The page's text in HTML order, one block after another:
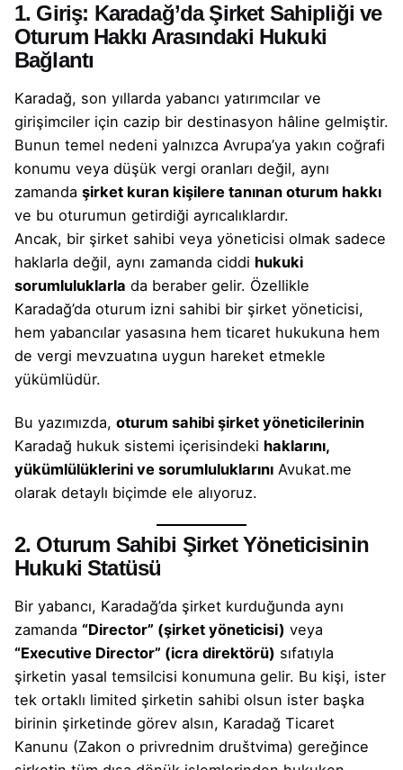
1. Giriş: Karadağ’da Şirket Sahipliği ve
Oturum Hakkı Arasındaki Hukuki
Bağlantı
Karadağ, son yıllarda yabancı yatırımcılar ve
girişimciler için cazip bir destinasyon hâline gelmiştir.
Bunun temel nedeni yalnızca Avrupa’ya yakın coğrafi
konumu veya düşük vergi oranları değil, aynı
zamanda şirket kuran kişilere tanınan oturum hakkı
ve bu oturumun getirdiği ayrıcalıklardır.
Ancak, bir şirket sahibi veya yöneticisi olmak sadece
haklarla değil, aynı zamanda ciddi hukuki
sorumluluklarla da beraber gelir. Özellikle
Karadağ’da oturum izni sahibi bir şirket yöneticisi,
hem yabancılar yasasına hem ticaret hukukuna hem
de vergi mevzuatına uygun hareket etmekle
yükümlüdür.
Bu yazımızda, oturum sahibi şirket yöneticilerinin
Karadağ hukuk sistemi içerisindeki haklarını,
yükümlülüklerini ve sorumluluklarını Avukat.me
olarak detaylı biçimde ele alıyoruz.
2. Oturum Sahibi Şirket Yöneticisinin
Hukuki Statüsü
Bir yabancı, Karadağ’da şirket kurduğunda aynı
zamanda “Director” (şirket yöneticisi) veya
“Executive Director” (icra direktörü) sıfatıyla
şirketin yasal temsilcisi konumuna gelir. Bu kişi, ister
tek ortaklı limited şirketin sahibi olsun ister başka
birinin şirketinde görev alsın, Karadağ Ticaret
Kanunu (Zakon o privrednim društvima) gereğince